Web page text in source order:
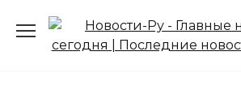
содержанию